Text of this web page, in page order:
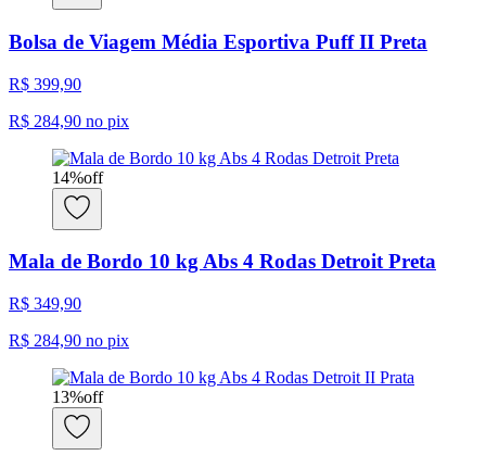
Bolsa de Viagem Média Esportiva Puff II Preta
R$ 399,90
R$ 284,90 no pix
14%off
Mala de Bordo 10 kg Abs 4 Rodas Detroit Preta
R$ 349,90
R$ 284,90 no pix
13%off